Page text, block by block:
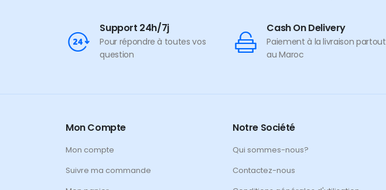
Support 24h/7j
Pour répondre à toutes vos
question
Cash On Delivery
Paiement à la livraison partout
au Maroc
Mon Compte
Mon compte
Suivre ma commande
Notre Société
Qui sommes-nous?
Contactez-nous